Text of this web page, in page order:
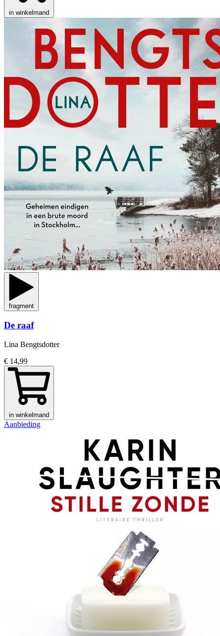
in winkelmand
fragment
De raaf
Lina Bengtsdotter
€ 14,99
in winkelmand
Aanbieding